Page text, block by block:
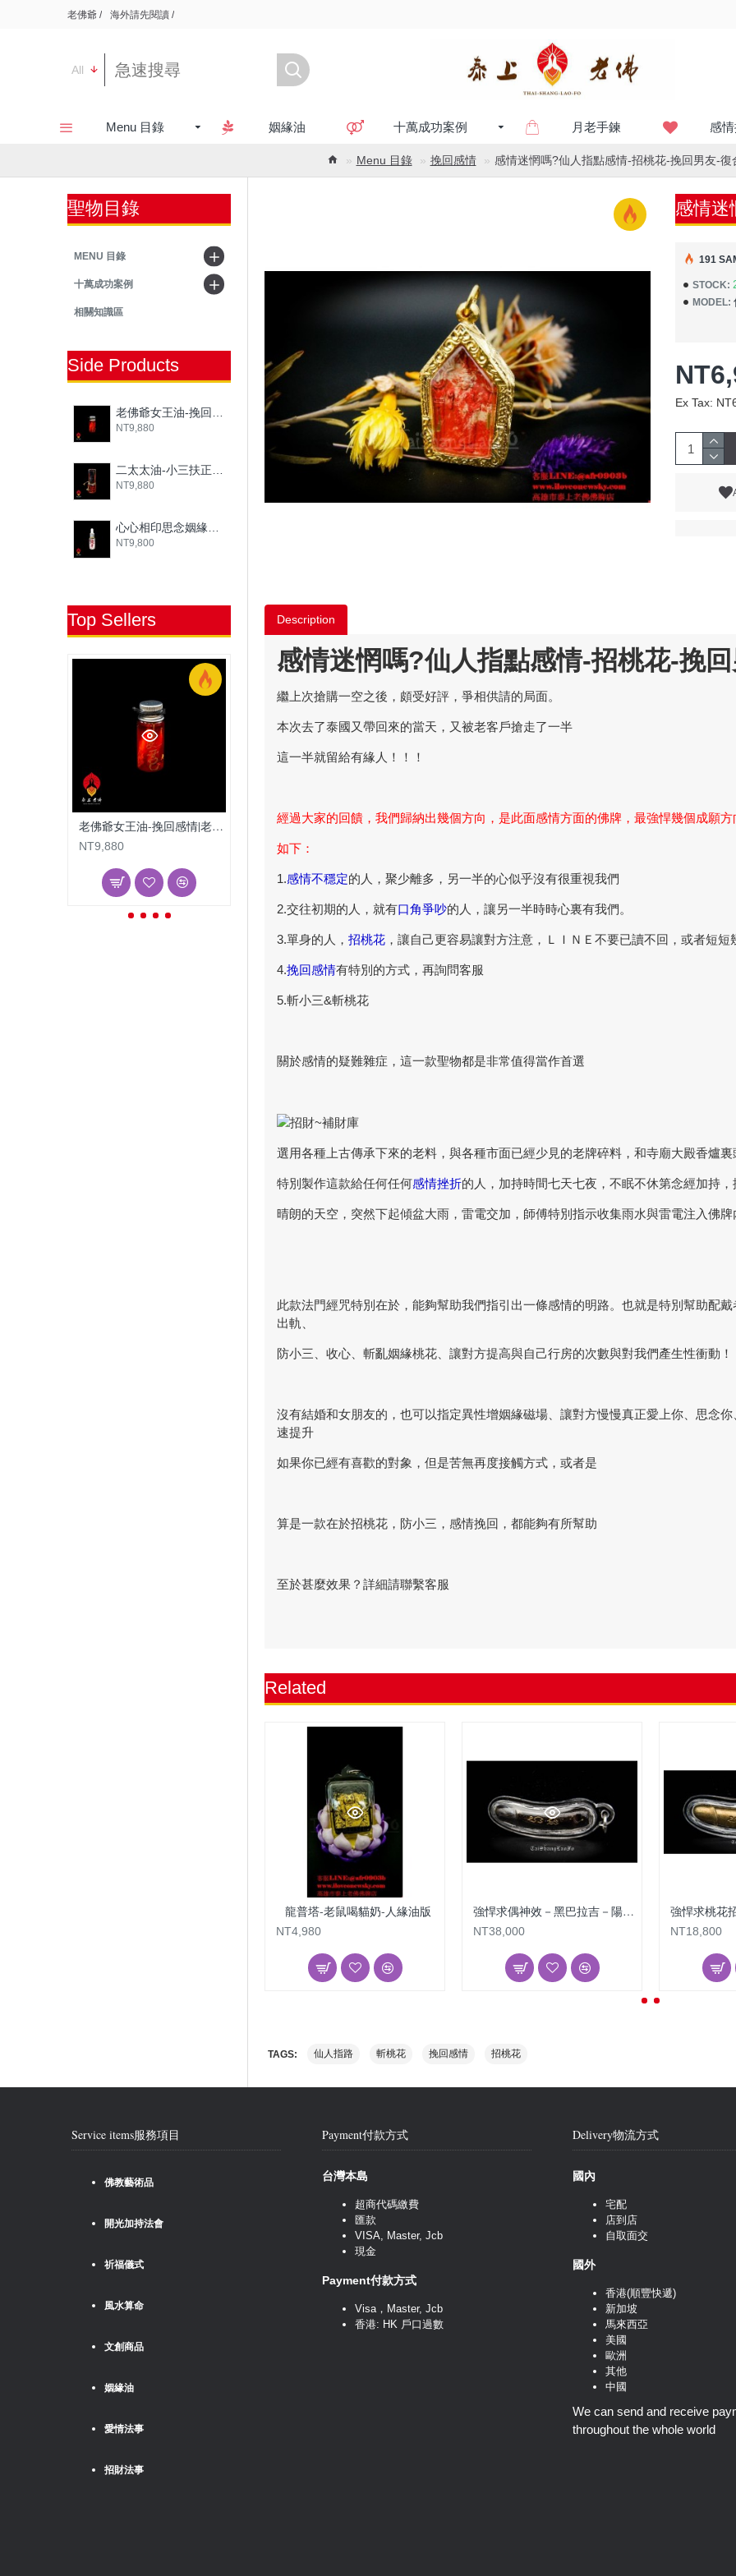
老佛爺 / 海外請先閱讀 /
All
Menu 目錄 姻緣油 十萬成功案例 月老手鍊 感
Menu 目錄 挽回感情 感情迷惘嗎?仙人指點感情-招桃花-挽回男友-復
聖物目錄
MENU 目錄
十萬成功案例
相關知識區
Side Products
NT9,880
二太太油-小三扶正專用|老佛爺姻緣油
NT9,880
心心相印思念姻緣油|老佛爺姻緣油
NT9,800
Top Sellers
老佛爺女王油-挽回感情|老佛爺姻緣油
NT9,880
二太太油-小三扶正專用|老佛爺姻緣油
NT9,880
心心相印思念姻緣油|老佛爺姻緣油 三花定魂鎖心油 |老佛爺姻緣油
STOCK:
MODEL:
191
Ex Tax:
Related
龍普塔-老鼠喝貓奶-人緣油版
NT4,980
強悍求偶神效－黑巴拉吉－陽具傳說
NT38,000 NT18,800
Description
感情迷惘嗎?仙人指點感情-招桃花-挽
繼上次搶購一空之後，頗受好評，爭相供請的局面。
本次去了泰國又帶回來的當天，又被老客戶搶走了一半
這一半就留給有緣人！！！
經過大家的回饋，我們歸納出幾個方向，是此面感情方面的佛牌，最強悍幾個成願方
如下：
1.感情不穩定的人，聚少離多，另一半的心似乎沒有很重視我們
2.交往初期的人，就有口角爭吵的人，讓另一半時時心裏有我們。
3.單身的人， 招桃花 ，讓自己更容易讓對方注意，ＬＩＮＥ不要已讀不回，或者短短
4.挽回感情有特別的方式，再詢問客服
5.斬小三&斬桃花
關於感情的疑難雜症，這一款聖物都是非常值得當作首選
選用各種上古傳承下來的老料，與各種市面已經少見的老牌碎料，和寺廟大殿香爐裏
特別製作這款給任何任何感情挫折的人，加持時間七天七夜，不眠不休第念經加持
晴朗的天空，突然下起傾盆大雨，雷電交加，師傅特別指示收集雨水與雷電注入佛牌
此款法門經咒特別在於，能夠幫助我們指引出一條感情的明路。也就是特別幫助配
出軌、
防小三、收心、斬亂姻緣桃花、讓對方提高與自己行房的次數與對我們產生性衝動！
沒有結婚和女朋友的，也可以指定異性增姻緣磁場、讓對方慢慢真正愛上你、思念
速提升
如果你已經有喜歡的對象，但是苦無再度接觸方式，或者是
算是一款在於招桃花，防小三，感情挽回，都能夠有所幫助
至於甚麼效果？詳細請聯繫客服
TAGS: 仙人指路 斬桃花 挽回感情 招桃花
Service items服務項目
佛教藝術品
開光加持法會
祈福儀式
風水算命
文創商品
姻緣油
愛情法事
招財法事
Payment付款方式
台灣本島
超商代碼繳費
匯款
VISA, Master, Jcb
現金
Payment付款方式
Visa，Master, Jcb
香港: HK 戶口過數
Delivery物流方式
國內
宅配
店到店
自取面交
國外
香港(順豐快遞)
新加坡
馬來西亞
美國
歐洲
其他
中國
We can send and receive
throughout the whole world